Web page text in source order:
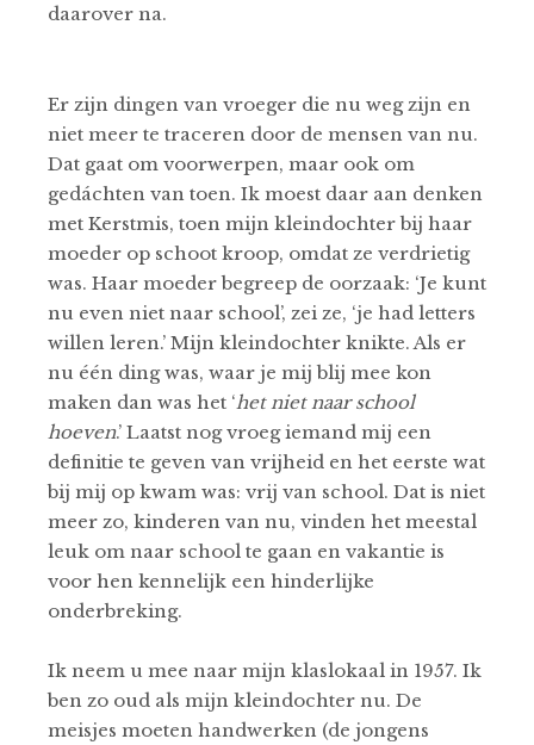
daarover na.
Er zijn dingen van vroeger die nu weg zijn en
niet meer te traceren door de mensen van nu.
Dat gaat om voorwerpen, maar ook om
gedáchten van toen. Ik moest daar aan denken
met Kerstmis, toen mijn kleindochter bij haar
moeder op schoot kroop, omdat ze verdrietig
was. Haar moeder begreep de oorzaak: ‘Je kunt
nu even niet naar school’, zei ze, ‘je had letters
willen leren.’ Mijn kleindochter knikte. Als er
nu één ding was, waar je mij blij mee kon
maken dan was het ‘het niet naar school
hoeven.’ Laatst nog vroeg iemand mij een
definitie te geven van vrijheid en het eerste wat
bij mij op kwam was: vrij van school. Dat is niet
meer zo, kinderen van nu, vinden het meestal
leuk om naar school te gaan en vakantie is
voor hen kennelijk een hinderlijke
onderbreking.
Ik neem u mee naar mijn klaslokaal in 1957. Ik
ben zo oud als mijn kleindochter nu. De
meisjes moeten handwerken (de jongens